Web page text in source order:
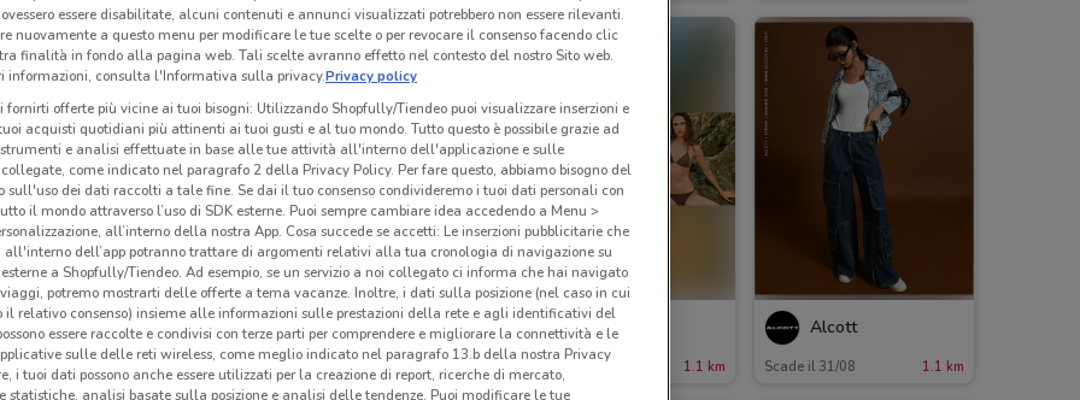
Deichmann
Scade il 19/08 1.1 km
Oltre
Scade il 31/08 1.1 km
Carpisa
Scade il 31/08 1.1 km
Alcott
Scade il 31/08 1.1 km
essere disabilitate, alcuni contenuti e annunci visualizzati potrebbero non essere rilevanti.
nuovamente a questo menu per modificare le tue scelte o per revocare il consenso facendo clic
finalità in fondo alla pagina web. Tali scelte avranno effetto nel contesto del nostro Sito web.
informazioni, consulta l'Informativa sulla privacy.Privacy policy
fornirti offerte più vicine ai tuoi bisogni: Utilizzando Shopfully/Tiendeo puoi visualizzare inserzioni e
acquisti quotidiani più attinenti ai tuoi gusti e al tuo mondo. Tutto questo è possibile grazie ad
e analisi effettuate in base alle tue attività all'interno dell'applicazione e sulle
come indicato nel paragrafo 2 della Privacy Policy. Per fare questo, abbiamo bisogno del
sull'uso dei dati raccolti a tale fine. Se dai il tuo consenso condivideremo i tuoi dati personali con
il mondo attraverso l’uso di SDK esterne. Puoi sempre cambiare idea accedendo a Menu >
all’interno della nostra App. Cosa succede se accetti: Le inserzioni pubblicitarie che
all'interno dell’app potranno trattare di argomenti relativi alla tua cronologia di navigazione su
a Shopfully/Tiendeo. Ad esempio, se un servizio a noi collegato ci informa che hai navigato
potremo mostrarti delle offerte a tema vacanze. Inoltre, i dati sulla posizione (nel caso in cui
il relativo consenso) insieme alle informazioni sulle prestazioni della rete e agli identificativi del
essere raccolte e condivisi con terze parti per comprendere e migliorare la connettività e le
sulle delle reti wireless, come meglio indicato nel paragrafo 13.b della nostra Privacy
i tuoi dati possono anche essere utilizzati per la creazione di report, ricerche di mercato,
statistiche, analisi basate sulla posizione e analisi delle tendenze. Puoi modificare le tue